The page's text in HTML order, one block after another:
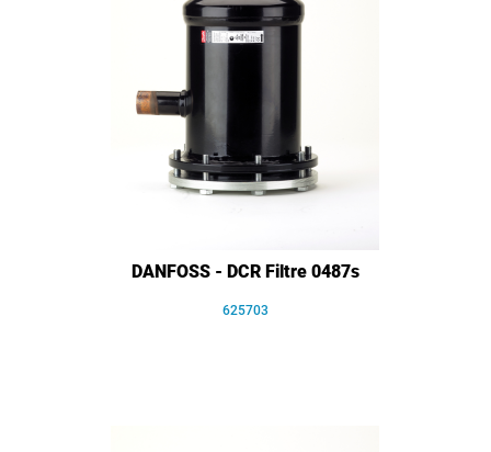
DANFOSS - DCR Filtre 0487s
625703